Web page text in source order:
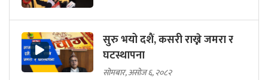
सुरु भयो दशैं, कसरी राख्ने जमरा र
घटस्थापना
सोमबार, असोज ६, २०८२